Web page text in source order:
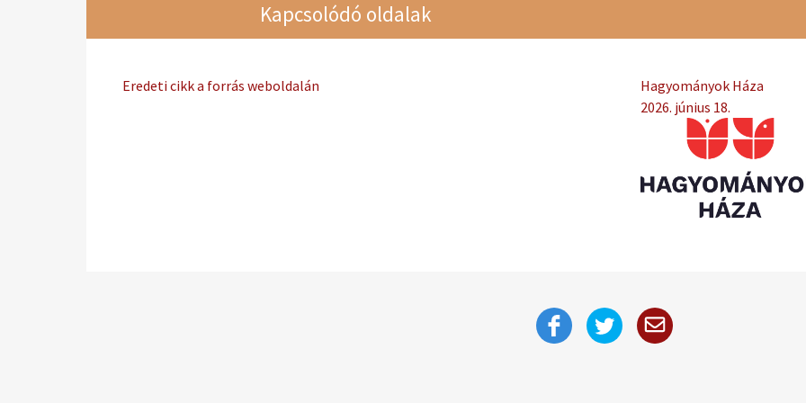
Kapcsolódó oldalak
Eredeti cikk a forrás weboldalán
Hagyományok Háza
2026. június 18.